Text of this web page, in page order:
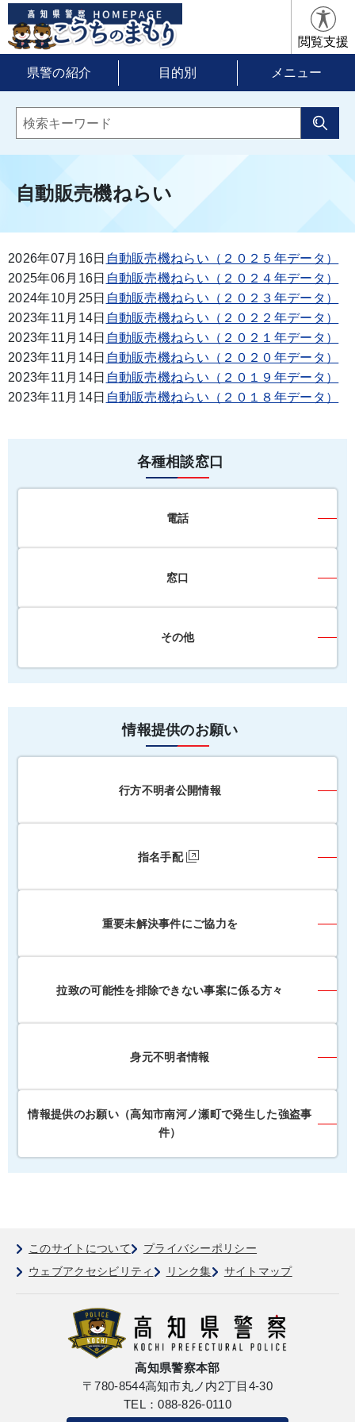
閲覧支援
県警の紹介 目的別 メニュー
自動販売機ねらい
2026年07月16日 自動販売機ねらい（２０２５年データ）
2025年06月16日 自動販売機ねらい（２０２４年データ）
2024年10月25日 自動販売機ねらい（２０２３年データ）
2023年11月14日 自動販売機ねらい（２０２２年データ）
2023年11月14日 自動販売機ねらい（２０２１年データ）
2023年11月14日 自動販売機ねらい（２０２０年データ）
2023年11月14日 自動販売機ねらい（２０１９年データ）
2023年11月14日 自動販売機ねらい（２０１８年データ）
各種相談窓口
電話
窓口
その他
情報提供のお願い
行方不明者公開情報
指名手配
重要未解決事件にご協力を
拉致の可能性を排除できない事案に係る方々
身元不明者情報
情報提供のお願い（高知市南河ノ瀬町で発生した強盗事
件）
このサイトについて
プライバシーポリシー
ウェブアクセシビリティ
リンク集 サイトマップ
高知県警察本部
〒780-8544高知市丸ノ内2丁目4-30
TEL：088-826-0110